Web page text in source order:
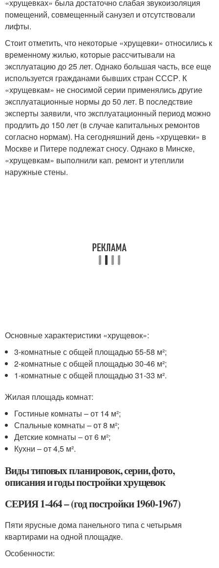
«хрущевках» была достаточно слабая звукоизоляция
помещений, совмещенный санузел и отсутствовали
лифты.
Стоит отметить, что некоторые «хрущевки» относились к
временному жилью, которые рассчитывали на
эксплуатацию до 25 лет. Однако большая часть, все еще
используется гражданами бывших стран СССР. К
«хрущевкам» не сносимой серии применялись другие
эксплуатационные нормы до 50 лет. В последствие
эксперты заявили, что эксплуатационный период можно
продлить до 150 лет (в случае капитальных ремонтов
согласно нормам). На сегодняшний день «хрущевки» в
Москве и Питере подлежат сносу. Однако в Минске,
«хрущевкам» выполнили кап. ремонт и утеплили
наружные стены.
Основные характеристики «хрущевок»:
3-комнатные с общей площадью 55-58 м²;
2-комнатные с общей площадью 30-46 м²;
1-комнатные с общей площадью 31-33 м².
Жилая площадь комнат:
Гостиные комнаты – от 14 м²;
Спальные комнаты – от 8 м²;
Детские комнаты – от 6 м²;
Кухни – от 4,5 м².
Виды типовых планировок, серии, фото,
описания и годы постройки хрущевок
СЕРИЯ 1-464 – (год постройки 1960-1967)
Пяти ярусные дома панельного типа с четырьмя
квартирами на одной площадке.
Особенности: